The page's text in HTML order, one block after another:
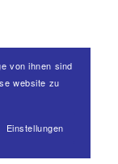
von ihnen sind
website zu
Einstellungen